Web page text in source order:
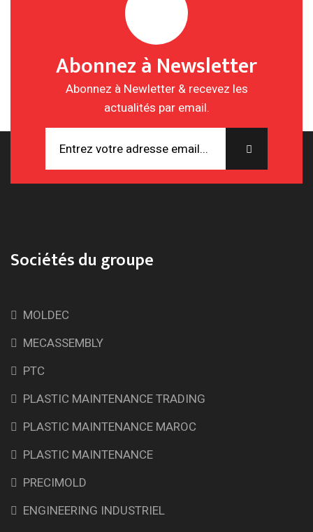
Abonnez à Newsletter
Abonnez à Newletter & recevez les
actualités par email.
Sociétés du groupe
MOLDEC
MECASSEMBLY
PTC
PLASTIC MAINTENANCE TRADING
PLASTIC MAINTENANCE MAROC
PLASTIC MAINTENANCE
PRECIMOLD
ENGINEERING INDUSTRIEL